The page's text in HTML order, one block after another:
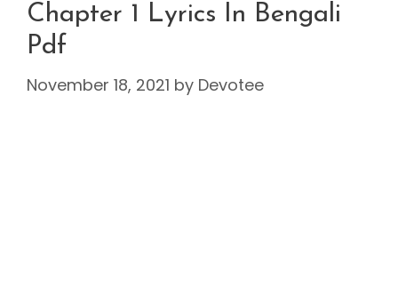
Chapter 1 Lyrics In Bengali
Pdf
November 18, 2021 by Devotee